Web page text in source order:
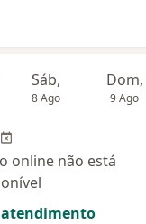
Sáb,
8 Ago
Dom,
9 Ago
online não está